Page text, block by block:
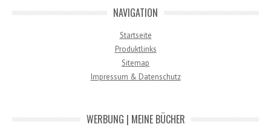
NAVIGATION
Startseite
Produktlinks
Sitemap
Impressum & Datenschutz
WERBUNG | MEINE BÜCHER